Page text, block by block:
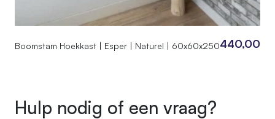
Boomstam Hoekkast | Esper | Naturel | 60x60x250440,00
Hulp nodig of een vraag?